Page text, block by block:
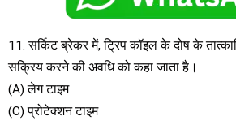
11. सर्किट ब्रेकर में, ट्रिप कॉइल के दोष के
सक्रिय करने की अवधि को कहा जाता है।
(A) लेग टाइम
(C) प्रोटेक्शन टाइम